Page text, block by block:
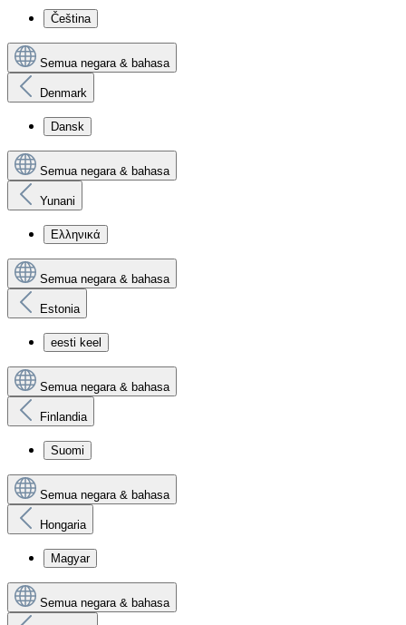
Čeština
Semua negara & bahasa
Denmark
Dansk
Semua negara & bahasa
Yunani
Ελληνικά
Semua negara & bahasa
Estonia
eesti keel
Semua negara & bahasa
Finlandia
Suomi
Semua negara & bahasa
Hongaria
Magyar
Semua negara & bahasa